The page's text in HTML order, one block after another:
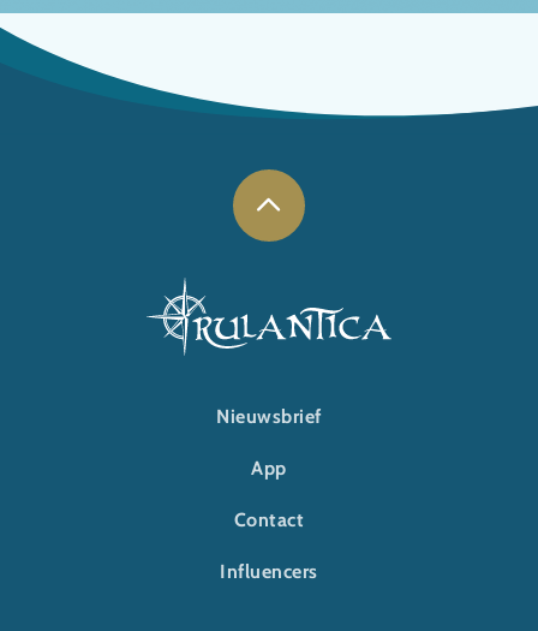
FOOTER-RULANTICA
Nieuwsbrief
App
Contact
Influencers